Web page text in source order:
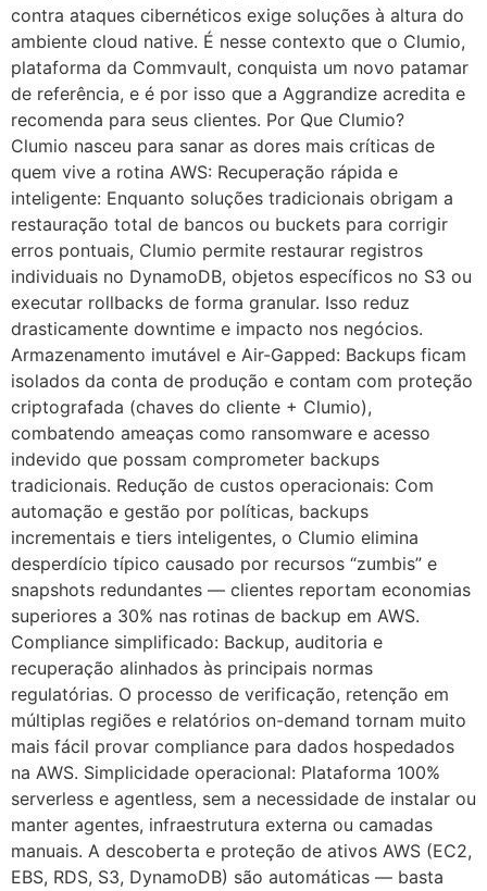
contra ataques cibernéticos exige soluções à altura do
ambiente cloud native. É nesse contexto que o Clumio,
plataforma da Commvault, conquista um novo patamar
de referência, e é por isso que a Aggrandize acredita e
recomenda para seus clientes. Por Que Clumio?
Clumio nasceu para sanar as dores mais críticas de
quem vive a rotina AWS: Recuperação rápida e
inteligente: Enquanto soluções tradicionais obrigam a
restauração total de bancos ou buckets para corrigir
erros pontuais, Clumio permite restaurar registros
individuais no DynamoDB, objetos específicos no S3 ou
executar rollbacks de forma granular. Isso reduz
drasticamente downtime e impacto nos negócios.
Armazenamento imutável e Air-Gapped: Backups ficam
isolados da conta de produção e contam com proteção
criptografada (chaves do cliente + Clumio),
combatendo ameaças como ransomware e acesso
indevido que possam comprometer backups
tradicionais. Redução de custos operacionais: Com
automação e gestão por políticas, backups
incrementais e tiers inteligentes, o Clumio elimina
desperdício típico causado por recursos “zumbis” e
snapshots redundantes — clientes reportam economias
superiores a 30% nas rotinas de backup em AWS.
Compliance simplificado: Backup, auditoria e
recuperação alinhados às principais normas
regulatórias. O processo de verificação, retenção em
múltiplas regiões e relatórios on-demand tornam muito
mais fácil provar compliance para dados hospedados
na AWS. Simplicidade operacional: Plataforma 100%
serverless e agentless, sem a necessidade de instalar ou
manter agentes, infraestrutura externa ou camadas
manuais. A descoberta e proteção de ativos AWS (EC2,
EBS, RDS, S3, DynamoDB) são automáticas — basta